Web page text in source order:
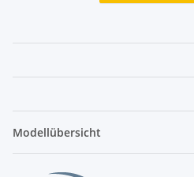
Modellübersicht